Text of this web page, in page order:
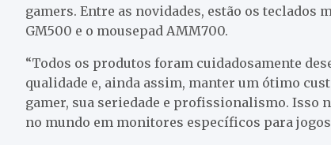
gamers. Entre as novidades, estão os teclados
GM500 e o mousepad AMM700.
“Todos os produtos foram cuidadosamente
qualidade e, ainda assim, manter um ótimo
gamer, sua seriedade e profissionalismo. Isso
no mundo em monitores específicos para